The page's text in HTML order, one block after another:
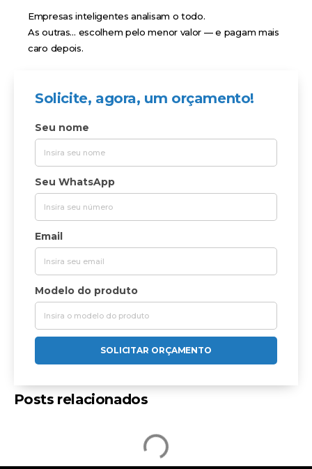
Empresas inteligentes analisam o todo.
As outras… escolhem pelo menor valor — e pagam mais
caro depois.
Solicite, agora, um orçamento!
Seu nome
Seu WhatsApp
Email
Modelo do produto
SOLICITAR ORÇAMENTO
Posts relacionados